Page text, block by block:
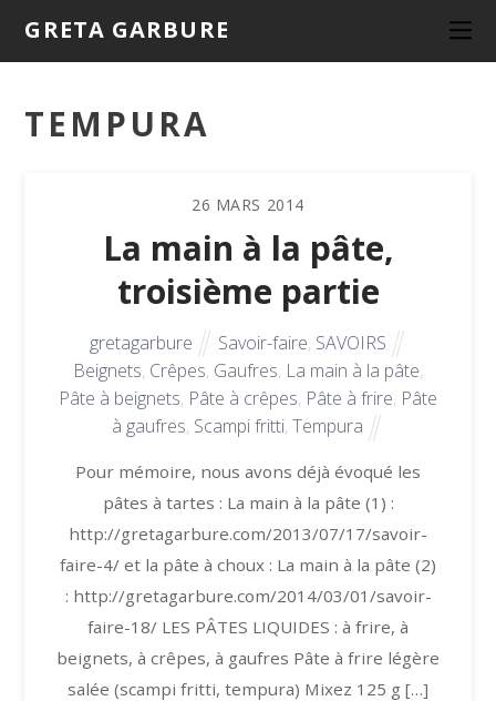
GRETA GARBURE
TEMPURA
26 MARS 2014
La main à la pâte,
troisième partie
gretagarbure Savoir-faire, SAVOIRS
Beignets, Crêpes, Gaufres, La main à la pâte,
Pâte à beignets, Pâte à crêpes, Pâte à frire, Pâte
à gaufres, Scampi fritti,Tempura
Pour mémoire, nous avons déjà évoqué les
pâtes à tartes : La main à la pâte (1) :
http://gretagarbure.com/2013/07/17/savoir-
faire-4/ et la pâte à choux : La main à la pâte (2)
: http://gretagarbure.com/2014/03/01/savoir-
faire-18/ LES PÂTES LIQUIDES : à frire, à
beignets, à crêpes, à gaufres Pâte à frire légère
salée (scampi fritti, tempura) Mixez 125 g […]